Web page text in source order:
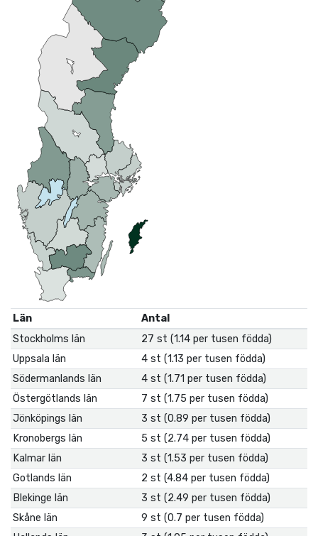
Län
Antal
Stockholms län
27 st (1.14 per tusen födda)
Uppsala län
4 st (1.13 per tusen födda)
Södermanlands län
4 st (1.71 per tusen födda)
Östergötlands län
7 st (1.75 per tusen födda)
Jönköpings län
3 st (0.89 per tusen födda)
Kronobergs län
5 st (2.74 per tusen födda)
Kalmar län
3 st (1.53 per tusen födda)
Gotlands län
2 st (4.84 per tusen födda)
Blekinge län
3 st (2.49 per tusen födda)
Skåne län
9 st (0.7 per tusen födda)